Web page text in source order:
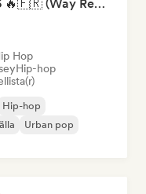
RAP FRANÇAIS 2026 🔥🇫🇷 (Way Records)
Hop
Hip-hop
Hip-hop
Urban pop